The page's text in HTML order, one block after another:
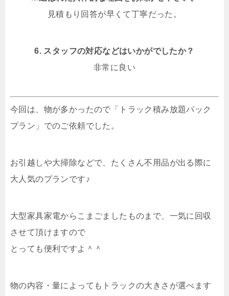
見積もり回答が早くて丁寧だった。
6. スタッフの対応などはいかがでしたか？
非常に良い
今回は、物が多かったので「トラック積み放題パック
プラン」でのご依頼でした。
お引越しや大掃除などで、たくさん不用品が出る際に
大人気のプランです♪
大型家具家電からこまごましたものまで、一気に回収
させて頂けますので
とっても便利ですよ＾＾
物の内容・量によってもトラックの大きさが選べます